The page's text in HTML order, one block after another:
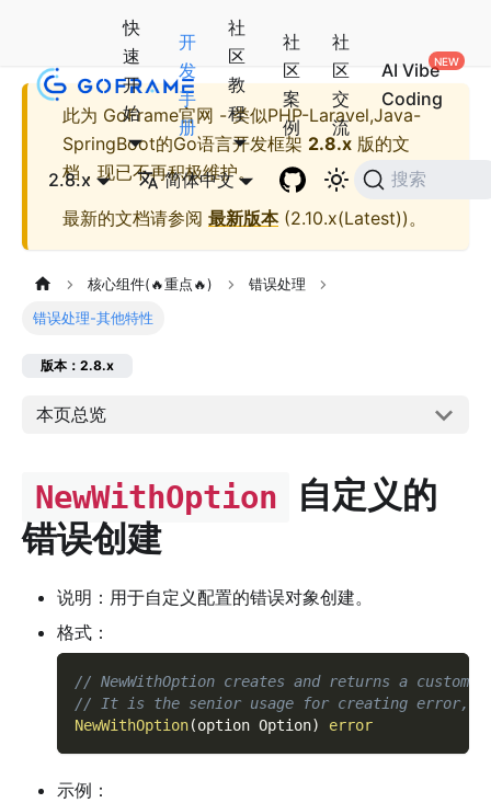
快
速
开
始
开
发
手
册
社
区
教
程
社
区
案
例
社
区
交
流
AI Vibe
Coding
2.8.x 简体中文 搜索
此为 GoFrame官网 - 类似PHP-Laravel,Java-
SpringBoot的Go语言开发框架 2.8.x 版的文
档，现已不再积极维护。
最新的文档请参阅 最新版本(2.10.x(Latest))。
核心组件(🔥重点🔥) 错误处理
错误处理-其他特性
版本：2.8.x
本页总览
NewWithOption
自定义的
错误创建
说明：用于自定义配置的错误对象创建。
格式：
// NewWithOption creates and returns a custom
// It is the senior usage for creating error,
NewWithOption(option Option) error
示例：